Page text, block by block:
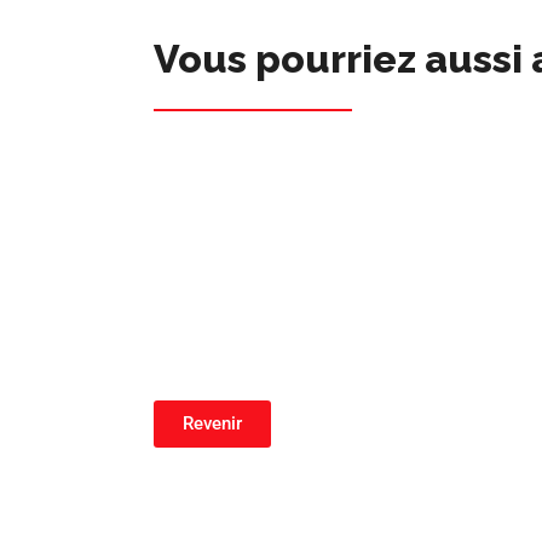
Vous pourriez aussi
Revenir